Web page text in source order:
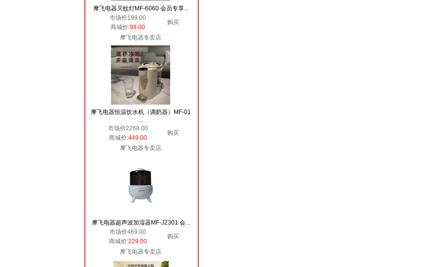
摩飞电器灭蚊灯MF-6060 会员专享...
市场价199.00
购买
商城价:98.00
摩飞电器专卖店
摩飞电器恒温饮水机（调奶器）MF-01
...
市场价2268.00
购买
商城价:449.00
摩飞电器专卖店
摩飞电器超声波加湿器MF-J2301 会...
市场价469.00
购买
商城价:229.00
摩飞电器专卖店